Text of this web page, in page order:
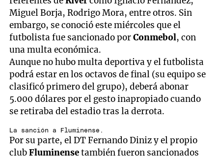
Miguel Borja, Rodrigo Mora, entre otros. Sin
embargo, se conoció este miércoles que el
futbolista fue sancionado porConmebol, con
una multa económica.
Aunque no hubo multa deportiva y el futbolista
podrá estar en los octavos de final (su equipo se
clasificó primero del grupo), deberá abonar
5.000 dólares por el gesto inapropiado cuando
se retiraba del estadio tras la derrota.
La sanción a Fluminense.
Por su parte, el DT Fernando Diniz y el propio
clubFluminensetambién fueron sancionados